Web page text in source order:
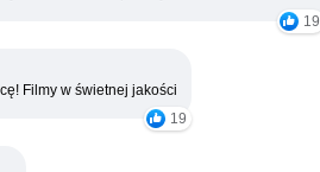
19
Filmy w świetnej jakości
19